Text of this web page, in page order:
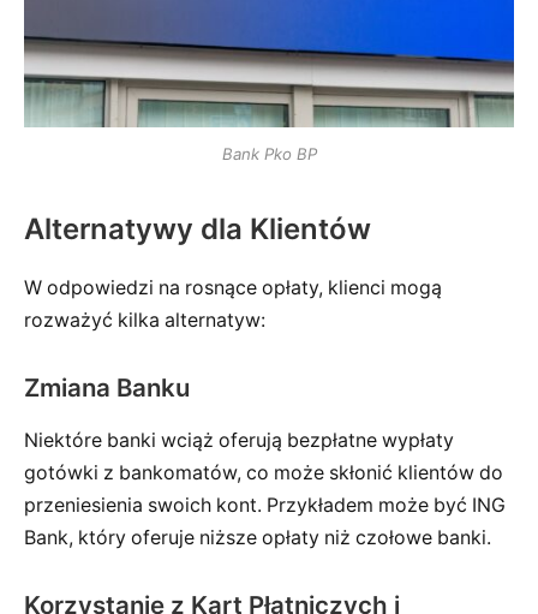
Bank Pko BP
Alternatywy dla Klientów
W odpowiedzi na rosnące opłaty, klienci mogą
rozważyć kilka alternatyw:
Zmiana Banku
Niektóre banki wciąż oferują bezpłatne wypłaty
gotówki z bankomatów, co może skłonić klientów do
przeniesienia swoich kont. Przykładem może być ING
Bank, który oferuje niższe opłaty niż czołowe banki.
Korzystanie z Kart Płatniczych i